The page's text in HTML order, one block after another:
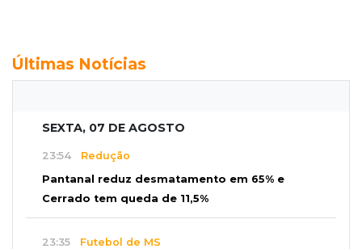
Últimas Notícias
SEXTA, 07 DE AGOSTO
23:54 Redução
Pantanal reduz desmatamento em 65% e
Cerrado tem queda de 11,5%
23:35 Futebol de MS